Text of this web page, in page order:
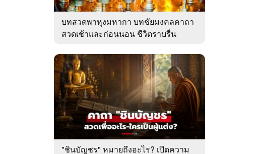
บทสวดพาหุงมหากา บทชัยมงคลคาถา
สวดเช้าและก่อนนอน ชีวิตราบรื่น
"ชินบัญชร" หมายถึงอะไร? เปิดความ